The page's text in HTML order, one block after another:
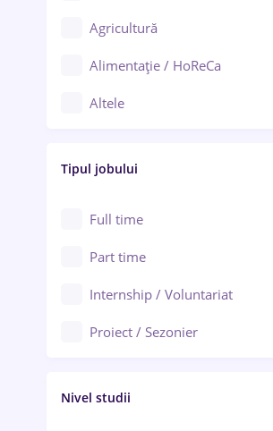
Ploiești
Arad
Baia Mare
Bârlad
Bistrița (Bistrița-Năsăud)
Agricultură
Alimentație / HoReCa
Altele
Asigurări
Au pair / Babysitter / Curățenie
Audit / Consultanță
Auto / Echipamente
Automatizări
Cercetare - dezvoltare
Tipul jobului
Full time
Part time
Internship / Voluntariat
Proiect / Sezonier
Nivel studii